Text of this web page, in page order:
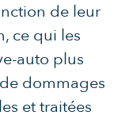
de leur
ce qui les
auto plus
dommages
et traitées